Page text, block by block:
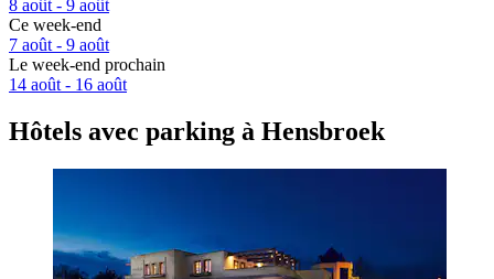
8 août - 9 août
Ce week-end
7 août - 9 août
Le week-end prochain
14 août - 16 août
Hôtels avec parking à Hensbroek